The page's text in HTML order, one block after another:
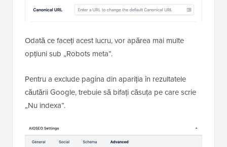
Odată ce faceți acest lucru, vor apărea mai multe
opțiuni sub „Robots meta”.
Pentru a exclude pagina din apariția în rezultatele
căutării Google, trebuie să bifați căsuța pe care scrie
„Nu indexa”.